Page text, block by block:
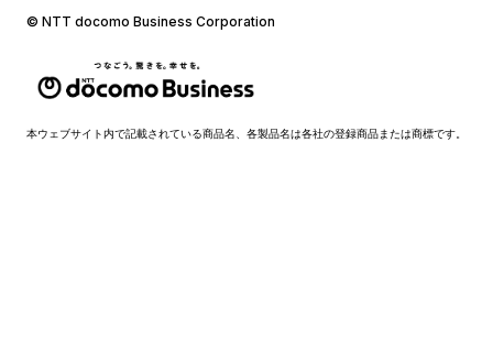
© NTT docomo Business Corporation
本ウェブサイト内で記載されている商品名、各製品名は各社の登録商品または商標です。